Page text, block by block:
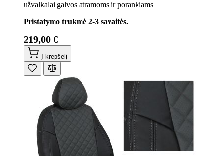
užvalkalai galvos atramoms ir porankiams
Pristatymo trukmė 2-3 savaitės.
219,00 €
Į krepšelį